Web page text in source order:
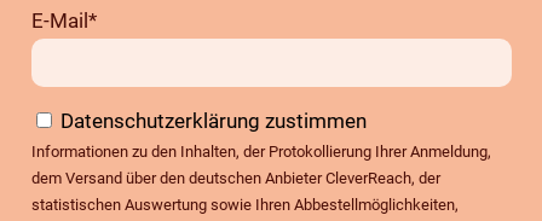
E-Mail*
Datenschutzerklärung zustimmen
Informationen zu den Inhalten, der Protokollierung Ihrer Anmeldung,
dem Versand über den deutschen Anbieter CleverReach, der
statistischen Auswertung sowie Ihren Abbestellmöglichkeiten,